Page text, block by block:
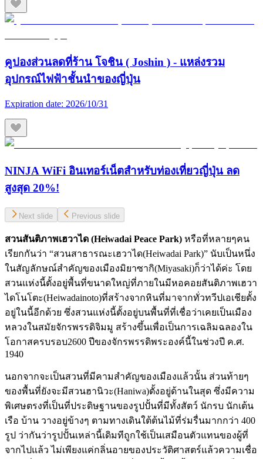
คูปองส่วนลดที่ร้าน โจชิน ( Joshin ) - แหล่งรวม
อุปกรณ์ไฟฟ้าชั้นนำของญี่ปุ่น
Expiration date: 2026/10/31
NINJA WiFi อินเทอร์เน็ตสำหรับท่องเที่ยวญี่ปุ่น ลด
สูงสุด 20%!
Next slide Previous slide
สวนสันติภาพเฮวาได (Heiwadai Peace Park) หรือที่หลายๆคน
เรียกกันว่า “สวนสาธารณะเฮวาได(Heiwadai Park)” นับเป็นหนึ่ง
ในสัญลักษณ์สำคัญของเมืองมิยาซากิ(Miyasaki)ก็ว่าได้ค่ะ โดย
สวนแห่งนี้ตั้งอยู่พื้นที่ขนาดใหญ่ที่ภายในมีหอคอยสันติภาพเฮวา
ไดโนโตะ(Heiwadainoto)ที่สร้างจากหินที่มาจากทั่วทวีปเอเชียตั้ง
อยู่ในนี้อีกด้วย ซึ่งสวนแห่งนี้ตั้งอยู่บนพื้นที่ที่เชื่อว่าเคยเป็นเมือง
หลวงในสมัยจักรพรรดิจิมมู สร้างขึ้นเพื่อเป็นการเฉลิมฉลองใน
โอกาสครบรอบ2600 ปีของจักรพรรดิพระองค์นี้ในช่วงปี ค.ศ.
1940
นอกจากจะเป็นสวนที่มีคามสำคัญของเมืองแล้วนั้น ส่วนท้ายๆ
ของพื้นที่ยังจะมีสวนฮานิวะ(Haniwa)ตั้งอยู่ด้านในสุด ซึ่งมีความ
พิเศษตรงที่เป็นที่ประดิษฐานของรูปปั้นที่มีทั้งสัตว์ นักรบ นักเต้น
เรือ บ้าน วางอยู่ข้างๆ ตามทางเดินใต้ต้นไม้ที่ร่มรื่นมากกว่า 400
รูป ว่ากันว่ารูปปั้นเหล่านี้เดิมทีถูกใช้เป็นเสมือนตัวแทนของผู้ที่
จากไปแล้ว ไม่เพียงแค่กลิ่นอายของประวัติศาสตร์แล้วความเชื่อ